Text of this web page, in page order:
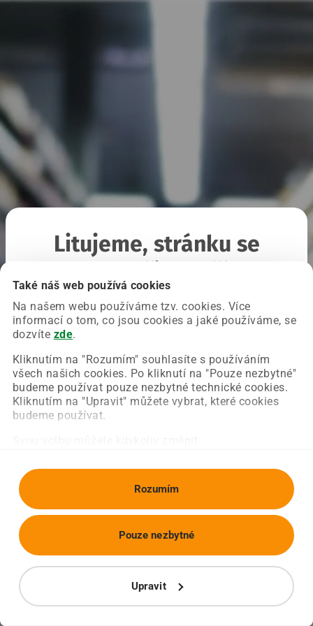
Také náš web používá cookies
Na našem webu používáme tzv. cookies. Více
informací o tom, co jsou cookies a jaké používáme, se
dozvíte zde.
Kliknutím na "Rozumím" souhlasíte s používáním
všech našich cookies. Po kliknutí na "Pouze nezbytné"
budeme používat pouze nezbytné technické cookies.
Kliknutím na "Upravit" můžete vybrat, které cookies
budeme používat.
Rozumím
Upravit
Pouze nezbytné
Litujeme, stránku se
Chyba nastala na naší straně a už ji opravujeme.
Zkuste prosím znovu načíst požadovanou stránku.
Obnovit stránku Úvodní strana